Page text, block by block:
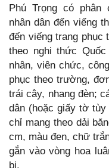
Phú Trọng có phân
nhân dân đến viếng
đến viếng trang phục
theo nghi thức
nhân, viên chức,
phục theo trường,
trái cây, nhang đèn;
dân (hoặc giấy tờ tùy
chỉ mang theo dải
cm, màu đen, chữ
gắn vào vòng hoa
bị.